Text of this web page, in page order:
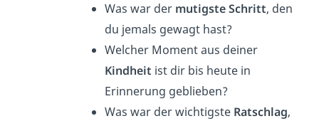
Was war der mutigste Schritt, den
du jemals gewagt hast?
Welcher Moment aus deiner
Kindheit ist dir bis heute in
Erinnerung geblieben?
Was war der wichtigste Ratschlag,